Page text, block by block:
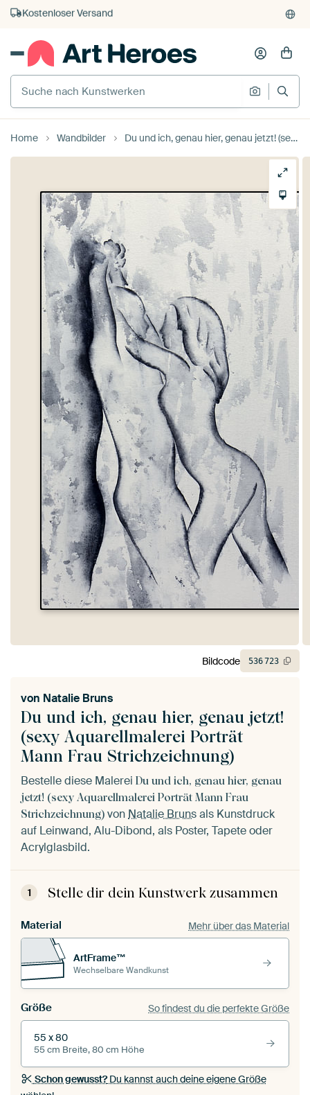
Kauf auf Rechnung
Individueller Druck auf Bestellung
Home Wandbilder Du und ich, genau hier, genau jetzt! (sexy Aquarellmalerei Porträt Mann Frau Strichzeichnung) von Natalie Bruns
Du und ich, genau hier, genau jetzt!
(sexy Aquarellmalerei Porträt
Mann Frau Strichzeichnung)
von Natalie Bruns
Bestelle diese Malerei Du und ich, genau hier, genau
jetzt! (sexy Aquarellmalerei Porträt Mann Frau
Strichzeichnung) vonNatalie Brunsals Kunstdruck
auf Leinwand, Alu-Dibond, als Poster, Tapete oder
Acrylglasbild.
1 Stelle dir dein Kunstwerk zusammen
Material Mehr über das Material
ArtFrame™
Wechselbare Wandkunst
Größe So findest du die perfekte Größe
55 x 80
55 cm Breite, 80 cm Höhe
Schon gewusst?Du kannst auch deine eigene Größe
Bildcode 536723